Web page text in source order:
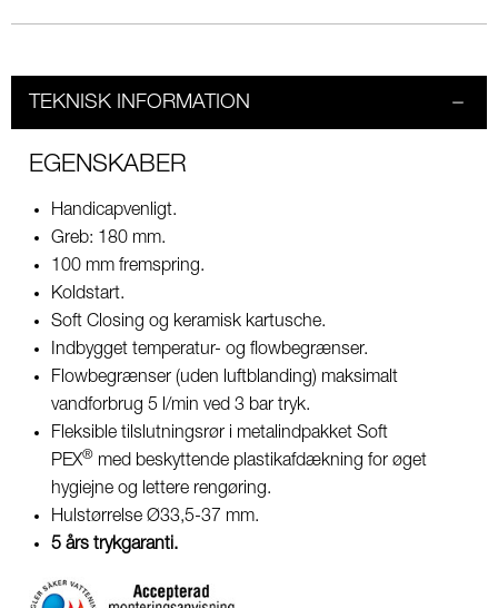
TEKNISK INFORMATION
EGENSKABER
Handicapvenligt.
Greb: 180 mm.
100 mm fremspring.
Koldstart.
Soft Closing og keramisk kartusche.
Indbygget temperatur- og flowbegrænser.
Flowbegrænser (uden luftblanding) maksimalt
vandforbrug 5 l/min ved 3 bar tryk.
Fleksible tilslutningsrør i metalindpakket Soft
PEX® med beskyttende plastikafdækning for øget
hygiejne og lettere rengøring.
Hulstørrelse Ø33,5-37 mm.
5 års trykgaranti.